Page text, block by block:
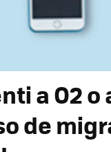
a O2
de